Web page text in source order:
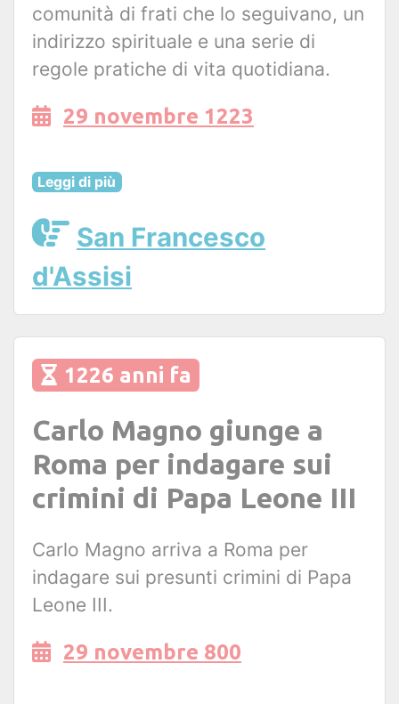
comunità di frati che lo seguivano, un
indirizzo spirituale e una serie di
regole pratiche di vita quotidiana.
29 novembre 1223
Leggi di più
San Francesco
d'Assisi
1226 anni fa
Carlo Magno giunge a
Roma per indagare sui
crimini di Papa Leone III
Carlo Magno arriva a Roma per
indagare sui presunti crimini di Papa
Leone III.
29 novembre 800